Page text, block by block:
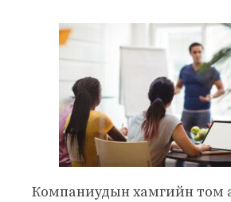
Компаниудын хамгийн том